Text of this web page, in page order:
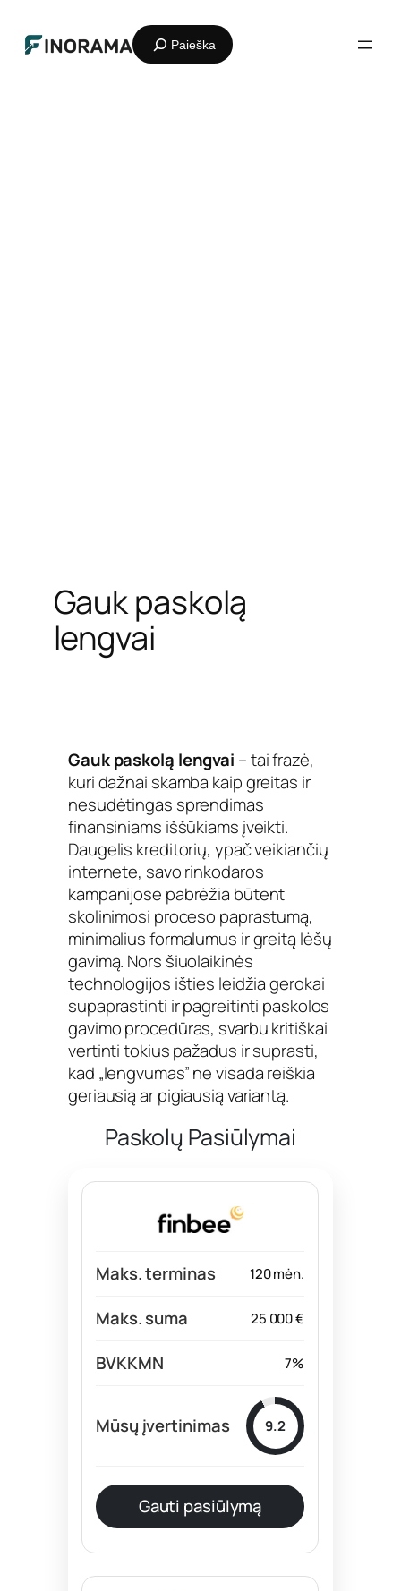
prie
turinio
Paieška
Gauk paskolą
lengvai
Gauk paskolą lengvai – tai frazė,
kuri dažnai skamba kaip greitas ir
nesudėtingas sprendimas
finansiniams iššūkiams įveikti.
Daugelis kreditorių, ypač veikiančių
internete, savo rinkodaros
kampanijose pabrėžia būtent
skolinimosi proceso paprastumą,
minimalius formalumus ir greitą lėšų
gavimą. Nors šiuolaikinės
technologijos išties leidžia gerokai
supaprastinti ir pagreitinti paskolos
gavimo procedūras, svarbu kritiškai
vertinti tokius pažadus ir suprasti,
kad „lengvumas” ne visada reiškia
geriausią ar pigiausią variantą.
Paskolų Pasiūlymai
120 mėn.
25 000 €
7%
9.2
Gauti pasiūlymą